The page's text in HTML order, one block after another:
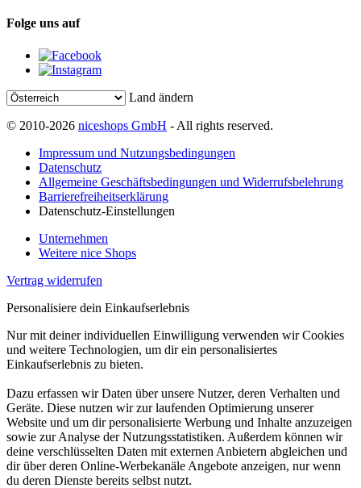
Folge uns auf
Land ändern
© 2010-2026 niceshops GmbH - All rights reserved.
Impressum und Nutzungsbedingungen
Datenschutz
Allgemeine Geschäftsbedingungen und Widerrufsbelehrung
Barrierefreiheitserklärung
Datenschutz-Einstellungen
Unternehmen
Weitere nice Shops
Vertrag widerrufen
Personalisiere dein Einkaufserlebnis
Nur mit deiner individuellen Einwilligung verwenden wir Cookies
und weitere Technologien, um dir ein personalisiertes
Einkaufserlebnis zu bieten.
Dazu erfassen wir Daten über unsere Nutzer, deren Verhalten und
Geräte. Diese nutzen wir zur laufenden Optimierung unserer
Website und um dir personalisierte Werbung und Inhalte anzuzeigen
sowie zur Analyse der Nutzungsstatistiken. Außerdem können wir
deine verschlüsselten Daten mit externen Anbietern abgleichen und
dir über deren Online-Werbekanäle Angebote anzeigen, nur wenn
du deren Dienste bereits selbst nutzt.